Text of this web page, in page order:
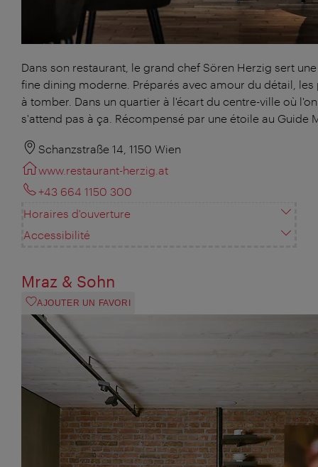
Dans son restaurant, le grand chef Sören Herzig sert
fine dining moderne. Préparés avec amour du détail, les
à tomber. Dans un quartier à l'écart du centre-ville où
s'attend pas à ça. Récompensé par une étoile au Guide
Schanzstraße 14, 1150 Wien
www.restaurant-herzig.at
+43 664 1150 300
Horaires d'ouverture
Accessibilité
Mraz & Sohn
AJOUTER UN FAVORI